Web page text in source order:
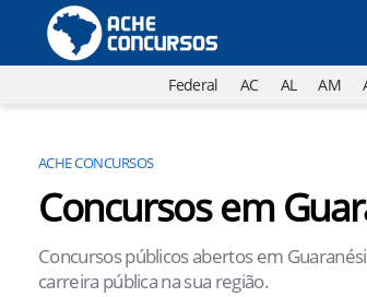
Federal AC AL AM
ACHE CONCURSOS
Concursos em
Concursos públicos abertos em
carreira pública na sua região.